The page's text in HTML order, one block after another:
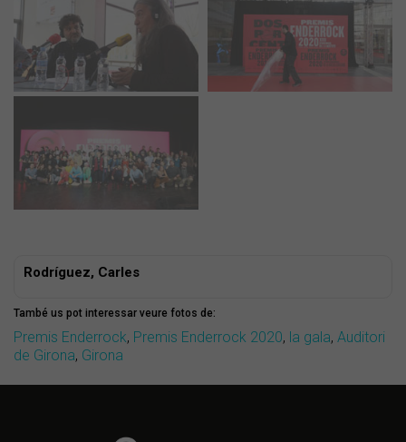
Rodríguez, Carles
També us pot interessar veure fotos de:
Premis Enderrock, Premis Enderrock 2020, la gala, Auditori
de Girona, Girona